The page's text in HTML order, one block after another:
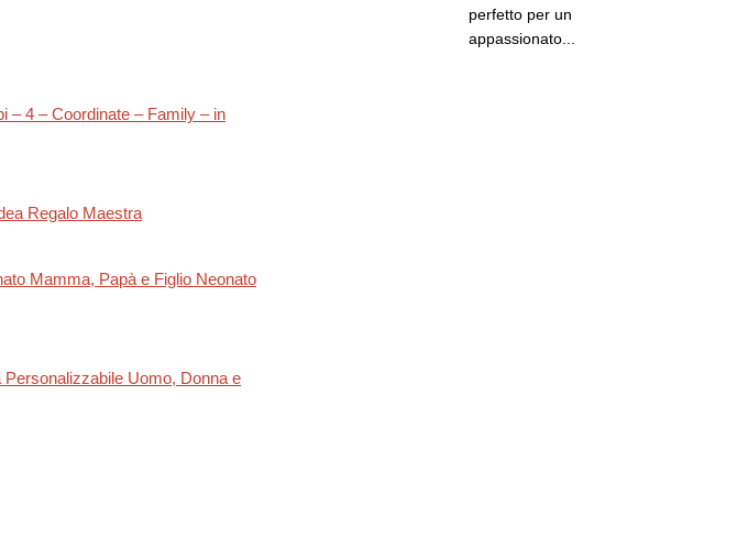
– 4 – Coordinate – Family – in
Regalo Maestra
Mamma, Papà e Figlio Neonato
Uomo, Donna e
perfetto per un
appassionato...